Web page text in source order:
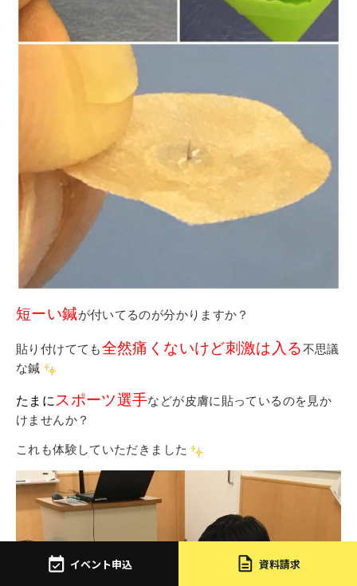
短ーい鍼が付いてるのが分かりますか？
貼り付けてても全然痛くないけど刺激は入る不思議
な鍼
たまに スポーツ選手などが皮膚に貼っているのを見か
けませんか？
これも体験していただきました
イベント申込 資料請求